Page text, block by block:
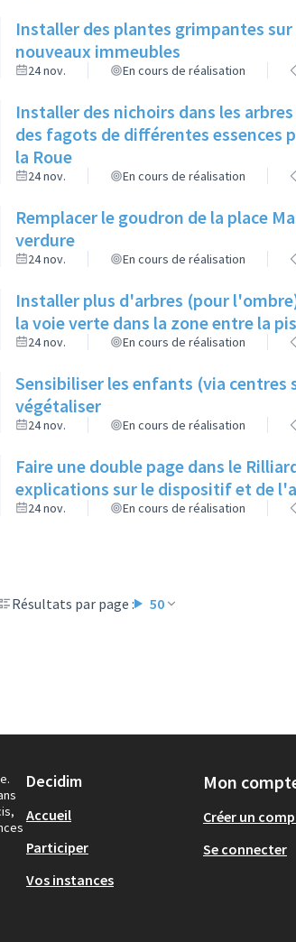
Installer des plantes grimpantes
nouveaux immeubles
24 nov. En cours de réalisation
Installer des nichoirs dans les
des fagots de différentes essences
la Roue
24 nov. En cours de réalisation
Remplacer le goudron de la place
verdure
24 nov. En cours de réalisation
Installer plus d'arbres (pour
la voie verte dans la zone entre la
24 nov. En cours de réalisation
Sensibiliser les enfants (via centres
végétaliser
24 nov. En cours de réalisation
Faire une double page dans le
explications sur le dispositif et de
24 nov. En cours de réalisation
Résultats par page : 50
Decidim
Accueil
Participer
Vos instances
Mon
Créer un
Se connecter